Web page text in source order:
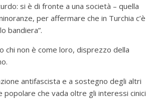
si è di fronte a una società – quella
per affermare che in Turchia c’è
bandiera”.
chi non è come loro, disprezzo della
antifascista e a sostegno degli altri
che vada oltre gli interessi cinici